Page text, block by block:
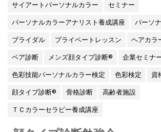
サイアートパーソナルカラー
セミナー
パーソナルカラーアナリスト養成講座
パーソ
ブライダル
プライベートレッスン ヘアカラ
ペア診断
メンズ顔タイプ診断® 企業セミナ
色彩技能パーソナルカラー検定
色彩検定
資
顔タイプ診断®
骨格診断
高齢者施設
ＴＣカラーセラピー養成講座